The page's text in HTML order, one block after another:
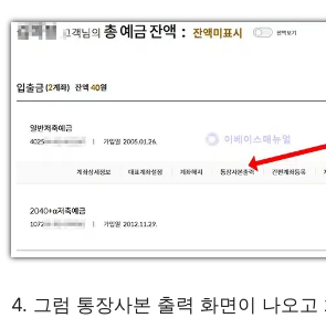
4. 그럼 통장사본 출력 화면이 나오고